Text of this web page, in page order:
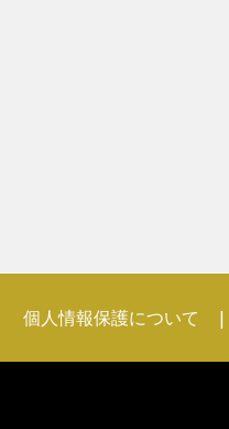
個人情報保護について